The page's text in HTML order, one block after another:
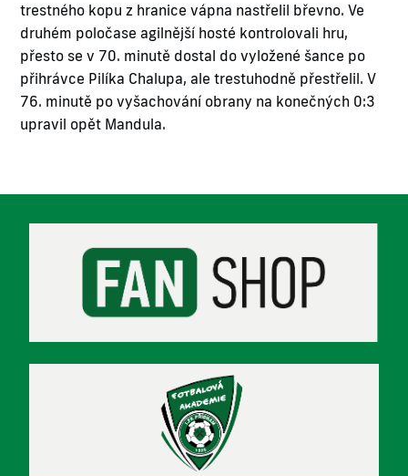
trestného kopu z hranice vápna nastřelil břevno. Ve
druhém poločase agilnější hosté kontrolovali hru,
přesto se v 70. minutě dostal do vyložené šance po
přihrávce Pilíka Chalupa, ale trestuhodně přestřelil. V
76. minutě po vyšachování obrany na konečných 0:3
upravil opět Mandula.